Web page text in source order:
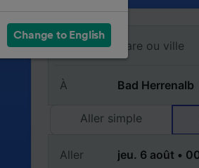
De
À
Aller simple
Aller
Change to English